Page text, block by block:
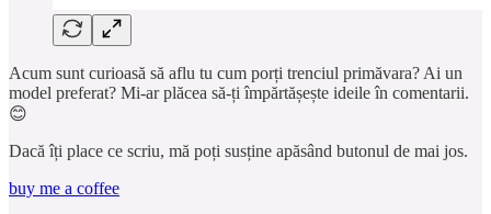
Acum sunt curioasă să aflu tu cum porți trenciul primăvara? Ai un
model preferat? Mi-ar plăcea să-ți împărtășește ideile în comentarii.
😊
Dacă îți place ce scriu, mă poți susține apăsând butonul de mai jos.
buy me a coffee